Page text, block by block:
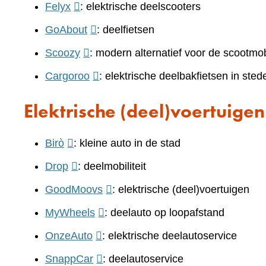
andere
website)
Felyx(verwijst
naar
andere
website)
: elektrische deelscooters
GoAbout(verwijst
naar
andere
: deelfietsen
Scoozy(verwijst
naar
andere
: modern alternatief voor de
Cargoroo(verwijst
een
website)
: elektrische deelbakfietsen in
Elektrische (deel)voertuigen
Birò(verwijst
naar
andere
website)
: kleine auto in de stad
Drop(verwijst
naar
andere
website)
: deelmobiliteit
GoodMoovs(verwijst
naar
andere
website)
: elektrische (deel)voertuigen
MyWheels(verwijst
naar
: deelauto op loopafstand
OnzeAuto(verwijst
naar
: elektrische deelautoservice
SnappCar(verwijst
: deelautoservice